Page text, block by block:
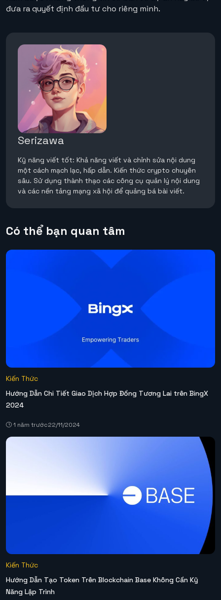
đưa ra quyết định đầu tư cho riêng mình.
Serizawa
Kỹ năng viết tốt: Khả năng viết và chỉnh sửa nội dung
một cách mạch lạc, hấp dẫn. Kiến thức crypto chuyên
sâu. Sử dụng thành thạo các công cụ quản lý nội dung
và các nền tảng mạng xã hội để quảng bá bài viết.
Có thể bạn quan tâm
Kiến Thức
Hướng Dẫn Chi Tiết Giao Dịch Hợp Đồng Tương Lai trên BingX
2024
1 năm trước22/11/2024
Kiến Thức
Hướng Dẫn Tạo Token Trên Blockchain Base Không Cần Kỹ
Năng Lập Trình